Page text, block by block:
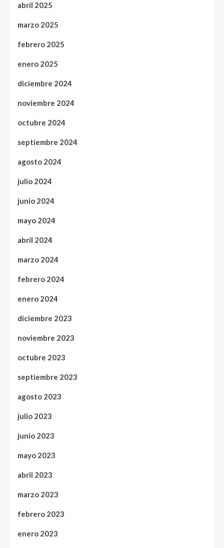
abril 2025
marzo 2025
febrero 2025
enero 2025
diciembre 2024
noviembre 2024
octubre 2024
septiembre 2024
agosto 2024
julio 2024
junio 2024
mayo 2024
abril 2024
marzo 2024
febrero 2024
enero 2024
diciembre 2023
noviembre 2023
octubre 2023
septiembre 2023
agosto 2023
julio 2023
junio 2023
mayo 2023
abril 2023
marzo 2023
febrero 2023
enero 2023